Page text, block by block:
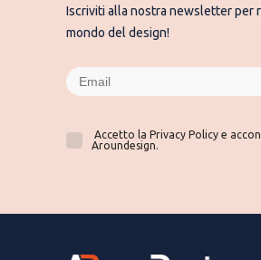
Iscriviti alla nostra newsletter per
mondo del design!
Accetto la Privacy Policy e
Aroundesign.